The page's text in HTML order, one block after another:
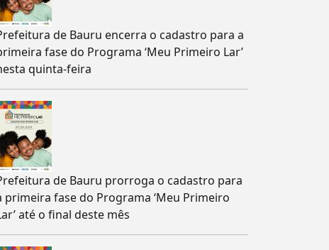
de Bauru encerra o cadastro para a
fase do Programa ‘Meu Primeiro Lar’
quinta-feira
de Bauru prorroga o cadastro para
primeira fase do Programa ‘Meu Primeiro
até o final deste mês